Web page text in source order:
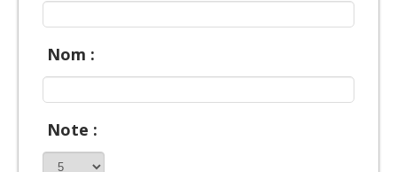
Nom :
Note :